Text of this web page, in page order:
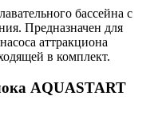
бассейна с
Предназначен для
аттракциона
в комплект.
AQUASTART